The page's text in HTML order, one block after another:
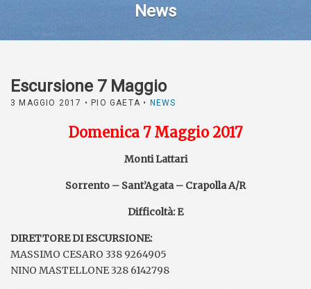
News
Escursione 7 Maggio
3 MAGGIO 2017 • PIO GAETA • NEWS
Domenica 7 Maggio 2017
Monti Lattari
Sorrento – Sant’Agata – Crapolla A/R
Difficoltà: E
DIRETTORE DI ESCURSIONE:
MASSIMO CESARO 338 9264905
NINO MASTELLONE 328 6142798